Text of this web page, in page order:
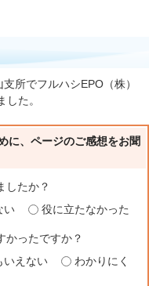
所でフルハシEPO（株）
た。
に、ページのご感想をお聞
したか？
い 役に立たなかった
かったですか？
いえない
わかりにく